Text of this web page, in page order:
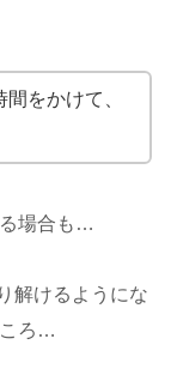
をかけて、
場合も…
解けるようにな
ころ…